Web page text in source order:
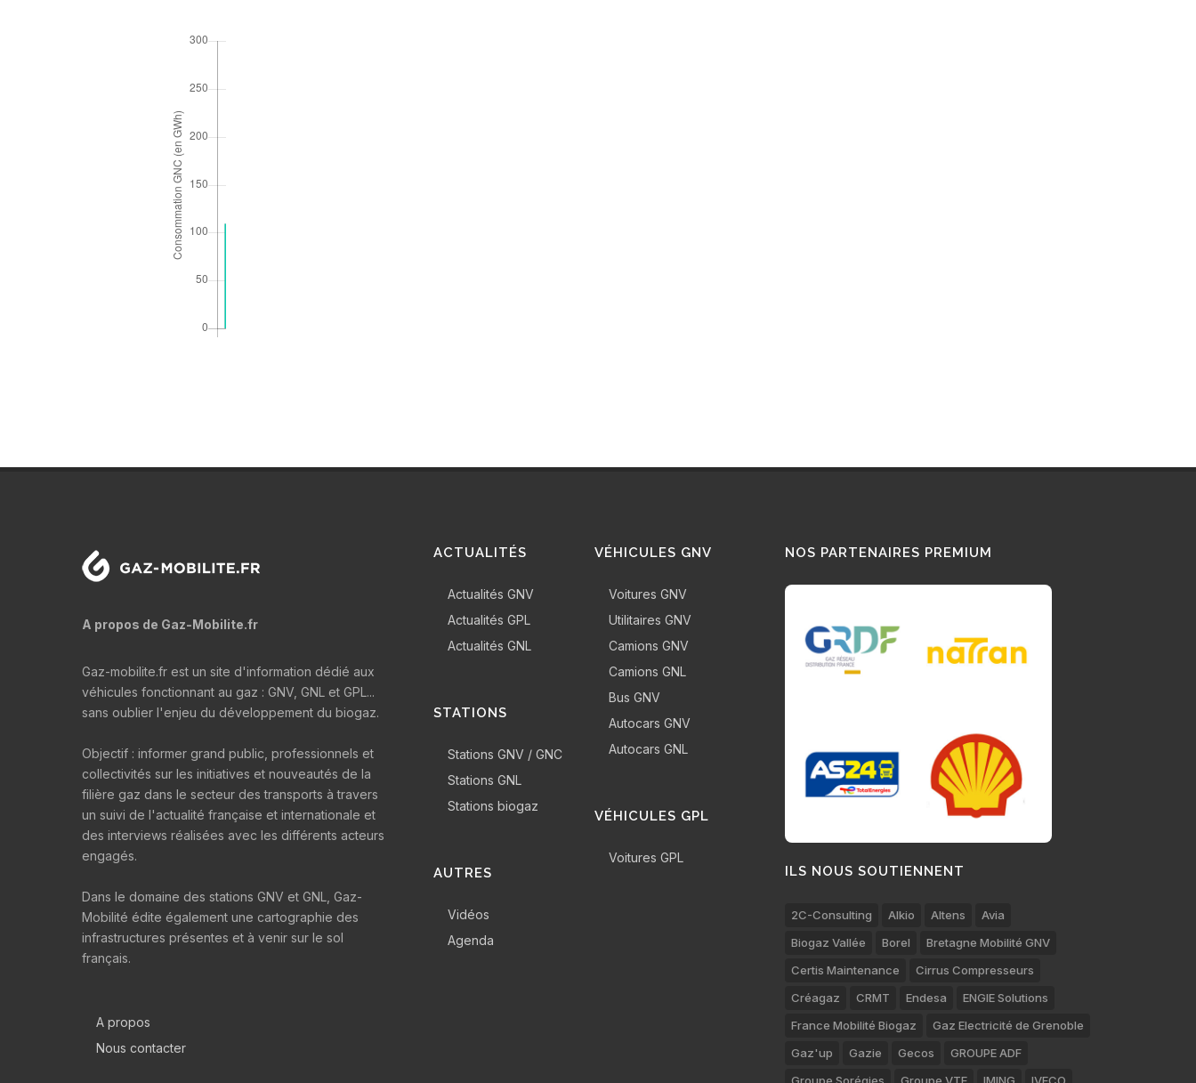
A propos de Gaz-Mobilite.fr
Gaz-mobilite.fr est un site d'information dédié aux
véhicules fonctionnant au gaz : GNV, GNL et GPL...
sans oublier l'enjeu du développement du biogaz.
Objectif : informer grand public, professionnels et
collectivités sur les initiatives et nouveautés de la
filière gaz dans le secteur des transports à travers
un suivi de l'actualité française et internationale et
des interviews réalisées avec les différents acteurs
engagés.
Dans le domaine des stations GNV et GNL, Gaz-
Mobilité édite également une cartographie des
infrastructures présentes et à venir sur le sol
français.
A propos
Nous contacter
ACTUALITÉS
Actualités GNV
Actualités GPL
Actualités GNL
STATIONS
Stations GNV / GNC
Stations GNL
Stations biogaz
AUTRES
Vidéos
Agenda
VÉHICULES GNV
Voitures GNV
Utilitaires GNV
Camions GNV
Camions GNL
Bus GNV
Autocars GNV
Autocars GNL
VÉHICULES GPL
Voitures GPL
NOS PARTENAIRES PREMIUM
ILS NOUS SOUTIENNENT
2C-Consulting Alkio Altens
Avia
Biogaz Vallée
Borel
Bretagne Mobilité GNV
Certis Maintenance
Cirrus Compresseurs
Créagaz
CRMT Endesa
ENGIE Solutions
France Mobilité Biogaz
Gaz Electricité de Grenoble
Gaz'up
Gazie Gecos
GROUPE ADF